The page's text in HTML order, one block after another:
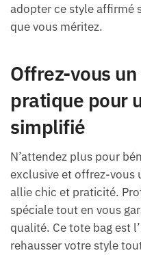
adopter ce style affirmé
que vous méritez.
Offrez-vous
pratique pour
simplifié
N’attendez plus pour
exclusive et offrez-vous
allie chic et praticité.
spéciale tout en vous
qualité. Ce tote bag est
rehausser votre style